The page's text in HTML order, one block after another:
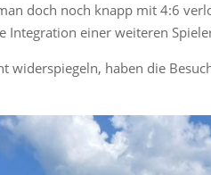
doch noch knapp mit 4:6
Integration einer weiteren
widerspiegeln, haben die